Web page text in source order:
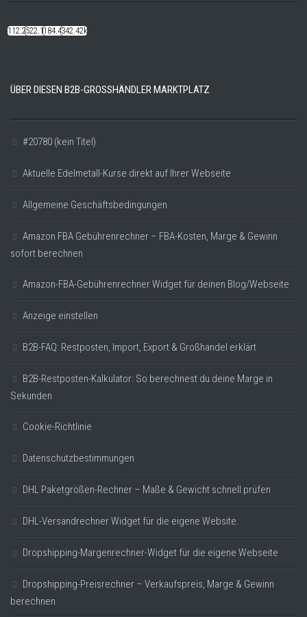
112.22k522.14k184.48k342.42k
ÜBER DIESEN B2B-GROSSHÄNDLER MARKTPLATZ
#20780 (kein Titel)
Aktuelle Edelmetall-Kurse direkt auf Ihrer Webseite
Allgemeine Geschäftsbedingungen
Amazon FBA Gebührenrechner – FBA-Kosten, Marge & Gewinn
sofort berechnen
Amazon-FBA-Gebührenrechner Widget für deinen Blog/Webseite
Anzeige einstellen
B2B-FAQ: Restposten, Import, Export & Großhandel erklärt
B2B-Restposten-Kalkulator: So berechnest du deine Marge in
Sekunden
Cookie-Richtlinie
Datenschutzbestimmungen
DHL Paketgrößen-Rechner – Maße & Gewicht schnell prüfen
DHL-Versandrechner Widget für die eigene Website.
Dropshipping-Margenrechner-Widget für die eigene Webseite
Dropshipping-Preisrechner – Verkaufspreis, Marge & Gewinn
berechnen